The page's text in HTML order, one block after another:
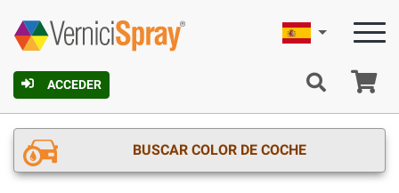
ACCEDER
Español
BUSCAR COLOR DE COCHE